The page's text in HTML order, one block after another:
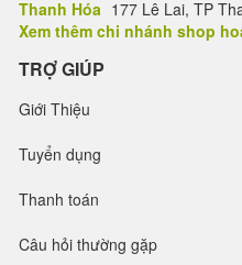
Thanh Hóa 177 Lê Lai, TP
Xem thêm chi nhánh shop
TRỢ GIÚP
Giới Thiệu
Tuyển dụng
Thanh toán
Câu hỏi thường gặp